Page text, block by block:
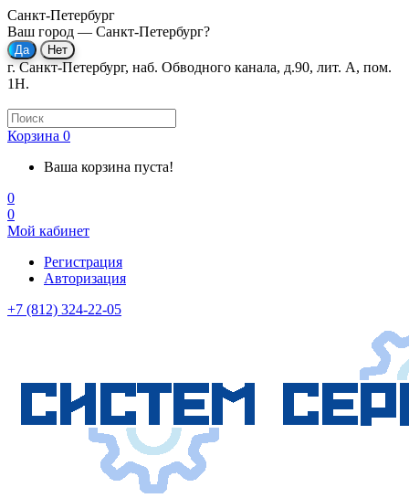
Санкт-Петербург
Ваш город — Санкт-Петербург?
г. Санкт-Петербург, наб. Обводного канала, д.90, лит. А, пом.
1Н.
Корзина 0
Ваша корзина пуста!
0
0
Мой кабинет
Регистрация
Авторизация
+7 (812) 324-22-05